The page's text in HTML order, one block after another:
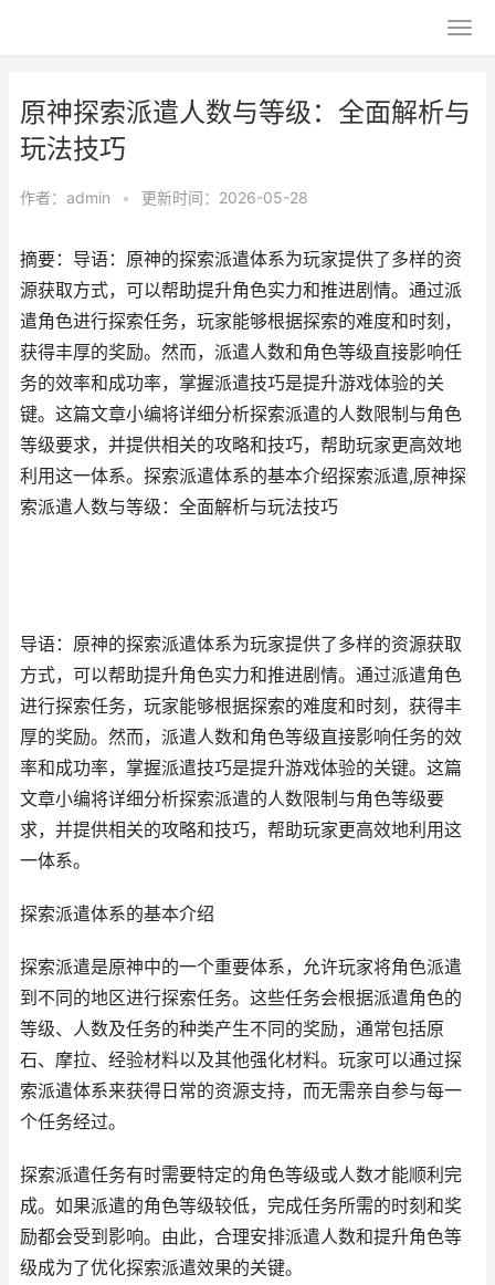
原神探索派遣人数与等级：全面解析与
玩法技巧
作者： admin • 更新时间：2026-05-28
摘要：导语：原神的探索派遣体系为玩家提供了多样的资
源获取方式，可以帮助提升角色实力和推进剧情。通过派
遣角色进行探索任务，玩家能够根据探索的难度和时刻，
获得丰厚的奖励。然而，派遣人数和角色等级直接影响任
务的效率和成功率，掌握派遣技巧是提升游戏体验的关
键。这篇文章小编将详细分析探索派遣的人数限制与角色
等级要求，并提供相关的攻略和技巧，帮助玩家更高效地
利用这一体系。探索派遣体系的基本介绍探索派遣,原神探
索派遣人数与等级：全面解析与玩法技巧
导语：原神的探索派遣体系为玩家提供了多样的资源获取
方式，可以帮助提升角色实力和推进剧情。通过派遣角色
进行探索任务，玩家能够根据探索的难度和时刻，获得丰
厚的奖励。然而，派遣人数和角色等级直接影响任务的效
率和成功率，掌握派遣技巧是提升游戏体验的关键。这篇
文章小编将详细分析探索派遣的人数限制与角色等级要
求，并提供相关的攻略和技巧，帮助玩家更高效地利用这
一体系。
探索派遣体系的基本介绍
探索派遣是原神中的一个重要体系，允许玩家将角色派遣
到不同的地区进行探索任务。这些任务会根据派遣角色的
等级、人数及任务的种类产生不同的奖励，通常包括原
石、摩拉、经验材料以及其他强化材料。玩家可以通过探
索派遣体系来获得日常的资源支持，而无需亲自参与每一
个任务经过。
探索派遣任务有时需要特定的角色等级或人数才能顺利完
成。如果派遣的角色等级较低，完成任务所需的时刻和奖
励都会受到影响。由此，合理安排派遣人数和提升角色等
级成为了优化探索派遣效果的关键。